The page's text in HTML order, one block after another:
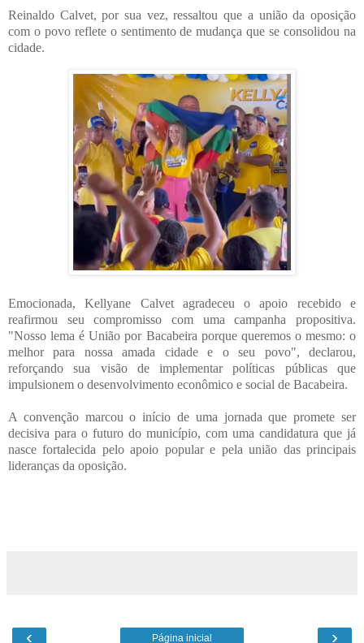
Reinaldo Calvet, por sua vez, ressaltou que a união da oposição
com o povo reflete o sentimento de mudança que se consolidou na
cidade.
Emocionada, Kellyane Calvet agradeceu o apoio recebido e
reafirmou seu compromisso com uma campanha propositiva.
"Nosso lema é União por Bacabeira porque queremos o mesmo: o
melhor para nossa amada cidade e o seu povo", declarou,
reforçando sua visão de implementar políticas públicas que
impulsionem o desenvolvimento econômico e social de Bacabeira.
A convenção marcou o início de uma jornada que promete ser
decisiva para o futuro do município, com uma candidatura que já
nasce fortalecida pelo apoio popular e pela união das principais
lideranças da oposição.
‹ ›
Página inicial